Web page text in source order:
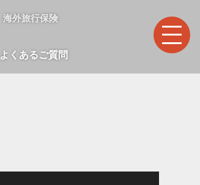
海外旅行保険
よくあるご質問